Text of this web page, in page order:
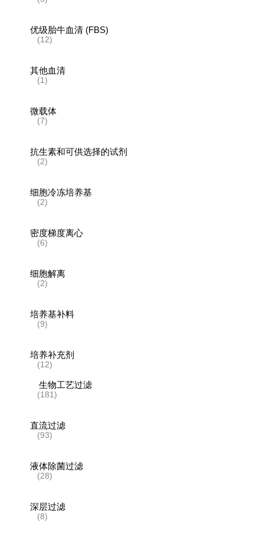
优级胎牛血清 (FBS)
(12)
其他血清
(1)
微载体
(7)
抗生素和可供选择的试剂
(2)
细胞冷冻培养基
(2)
密度梯度离心
(6)
细胞解离
(2)
培养基补料
(9)
培养补充剂
(12)
生物工艺过滤
(181)
直流过滤
(93)
液体除菌过滤
(28)
深层过滤
(8)